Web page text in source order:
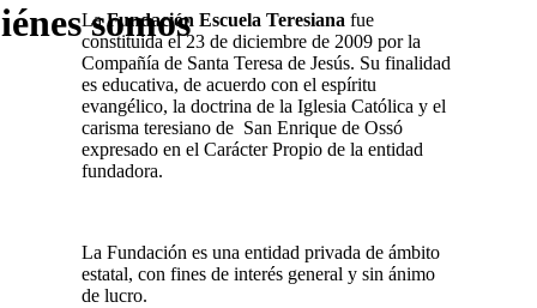
somos
LaFundación Escuela Teresiana fue
constituida el 23 de diciembre de 2009 por la
Compañía de Santa Teresa de Jesús. Su finalidad
es educativa, de acuerdo con el espíritu
evangélico, la doctrina de la Iglesia Católica y el
carisma teresiano de San Enrique de Ossó
expresado en el Carácter Propio de la entidad
fundadora.
La Fundación es una entidad privada de ámbito
estatal, con fines de interés general y sin ánimo
de lucro.